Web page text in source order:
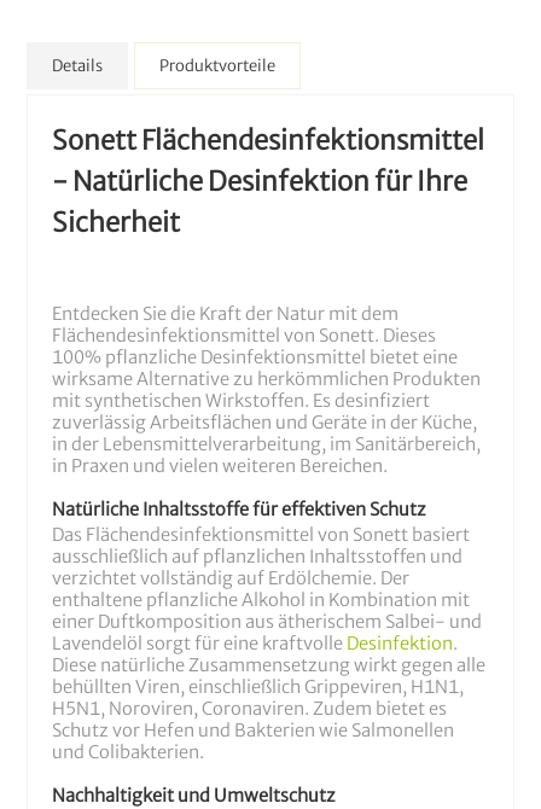
Details
Sonett Flächendesinfektionsmittel
- Natürliche Desinfektion für Ihre
Sicherheit
Entdecken Sie die Kraft der Natur mit dem
Flächendesinfektionsmittel von Sonett. Dieses
100% pflanzliche Desinfektionsmittel bietet eine
wirksame Alternative zu herkömmlichen Produkten
mit synthetischen Wirkstoffen. Es desinfiziert
zuverlässig Arbeitsflächen und Geräte in der Küche,
in der Lebensmittelverarbeitung, im Sanitärbereich,
in Praxen und vielen weiteren Bereichen.
Natürliche Inhaltsstoffe für effektiven Schutz
Das Flächendesinfektionsmittel von Sonett basiert
ausschließlich auf pflanzlichen Inhaltsstoffen und
verzichtet vollständig auf Erdölchemie. Der
enthaltene pflanzliche Alkohol in Kombination mit
einer Duftkomposition aus ätherischem Salbei- und
Lavendelöl sorgt für eine kraftvolle Desinfektion.
Diese natürliche Zusammensetzung wirkt gegen alle
behüllten Viren, einschließlich Grippeviren, H1N1,
H5N1, Noroviren, Coronaviren. Zudem bietet es
Schutz vor Hefen und Bakterien wie Salmonellen
und Colibakterien.
Nachhaltigkeit und Umweltschutz
Produktvorteile